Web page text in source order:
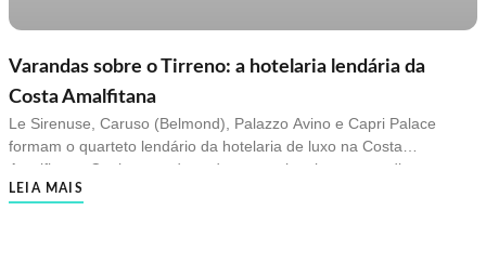
Varandas sobre o Tirreno: a hotelaria lendária da
Costa Amalfitana
Le Sirenuse, Caruso (Belmond), Palazzo Avino e Capri Palace
formam o quarteto lendário da hotelaria de luxo na Costa
Amalfitana. Conheça cada endereço e planeje sua estadia com
curadoria especializada.
LEIA MAIS